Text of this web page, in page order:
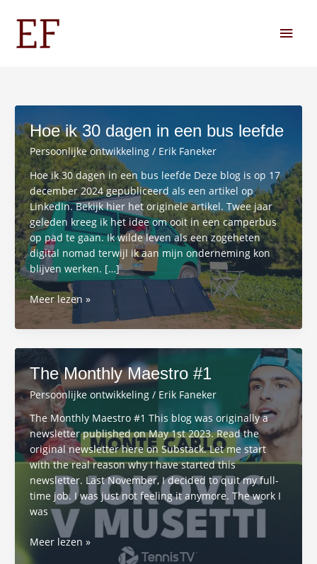
naar
Hoe ik 30 dagen in een bus leefde
Persoonlijke ontwikkeling/ Erik Faneker
Hoe ik 30 dagen in een bus leefde Deze blog is op 17
december 2024 gepubliceerd als een artikel op
LinkedIn. Bekijk hier het originele artikel. Twee jaar
geleden kreeg ik het idee om ooit in een camperbus
op pad te gaan. Ik wilde leven als een zogeheten
digital nomad terwijl ik aan mijn onderneming kon
blijven werken. […]
Hoe
30
een
bus
leefde
Meer lezen »
The Monthly Maestro #1
Persoonlijke ontwikkeling/ Erik Faneker
The Monthly Maestro #1 This blog was originally a
newsletter published on May 1st 2023. Read the
original newsletter here on Substack. Let me start
with the real reason why I have started this
newsletter. Last November, I decided to quit my full-
time job. I was just not feeling it anymore. The work I
was
The
Monthly
Meer lezen »